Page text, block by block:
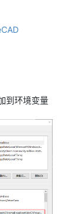
到环境变量